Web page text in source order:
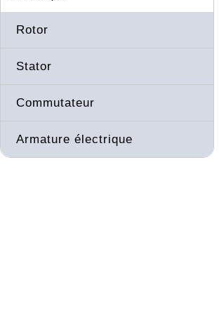
Rotor
Stator
Commutateur
Armature électrique